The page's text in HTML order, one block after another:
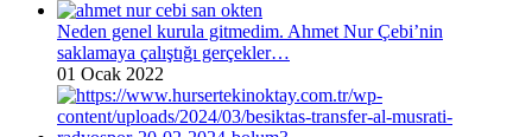
Neden genel kurula gitmedim. Ahmet Nur Çebi’nin
saklamaya çalıştığı gerçekler…
01 Ocak 2022